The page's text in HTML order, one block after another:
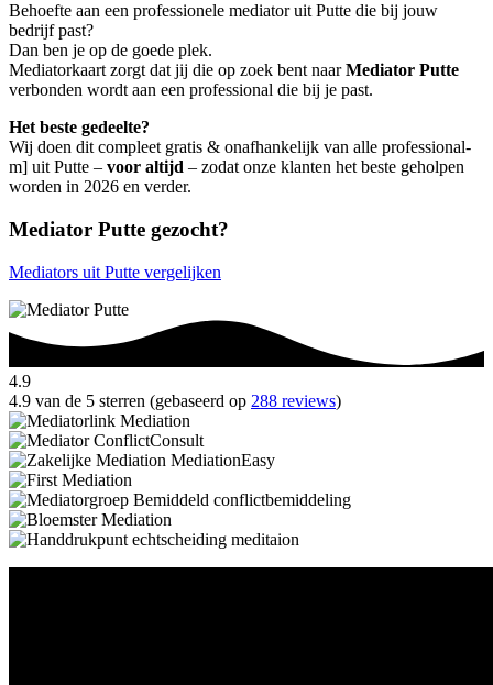
Behoefte aan een professionele mediator uit Putte die bij jouw
bedrijf past?
Dan ben je op de goede plek.
Mediatorkaart zorgt dat jij die op zoek bent naarMediator Putte
verbonden wordt aan een professional die bij je past.
Het beste gedeelte?
Wij doen dit compleet gratis & onafhankelijk van alle professional-
m] uit Putte – voor altijd – zodat onze klanten het beste geholpen
worden in 2026 en verder.
Mediator Putte gezocht?
Mediators uit Putte vergelijken
4.9
4.9 van de 5 sterren (gebaseerd op 288 reviews)